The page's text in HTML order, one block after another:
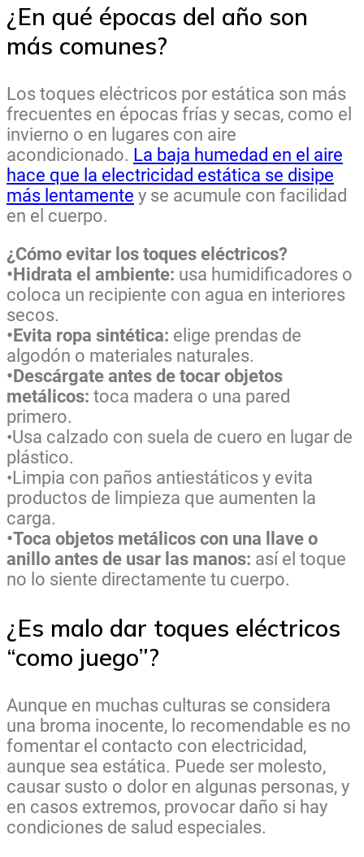
¿En qué épocas del año son
más comunes?
Los toques eléctricos por estática son más
frecuentes en épocas frías y secas, como el
invierno o en lugares con aire
acondicionado. La baja humedad en el aire
hace que la electricidad estática se disipe
más lentamente y se acumule con facilidad
en el cuerpo.
¿Cómo evitar los toques eléctricos?
•Hidrata el ambiente: usa humidificadores o
coloca un recipiente con agua en interiores
secos.
•Evita ropa sintética: elige prendas de
algodón o materiales naturales.
•Descárgate antes de tocar objetos
metálicos: toca madera o una pared
primero.
•Usa calzado con suela de cuero en lugar de
plástico.
•Limpia con paños antiestáticos y evita
productos de limpieza que aumenten la
carga.
•Toca objetos metálicos con una llave o
anillo antes de usar las manos: así el toque
no lo siente directamente tu cuerpo.
¿Es malo dar toques eléctricos
“como juego”?
Aunque en muchas culturas se considera
una broma inocente, lo recomendable es no
fomentar el contacto con electricidad,
aunque sea estática. Puede ser molesto,
causar susto o dolor en algunas personas, y
en casos extremos, provocar daño si hay
condiciones de salud especiales.